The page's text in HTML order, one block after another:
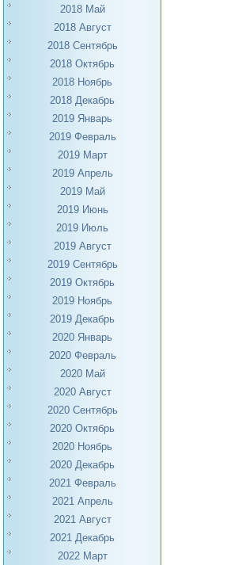
2018 Май
2018 Август
2018 Сентябрь
2018 Октябрь
2018 Ноябрь
2018 Декабрь
2019 Январь
2019 Февраль
2019 Март
2019 Апрель
2019 Май
2019 Июнь
2019 Июль
2019 Август
2019 Сентябрь
2019 Октябрь
2019 Ноябрь
2019 Декабрь
2020 Январь
2020 Февраль
2020 Май
2020 Август
2020 Сентябрь
2020 Октябрь
2020 Ноябрь
2020 Декабрь
2021 Февраль
2021 Апрель
2021 Август
2021 Декабрь
2022 Март